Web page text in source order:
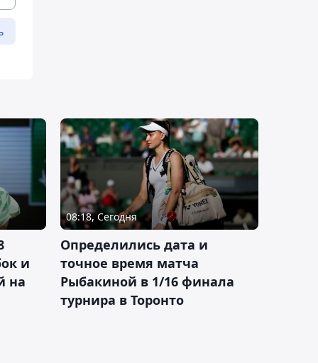
и
на
08:18, Сегодня
Определились дата и
точное время матча
Рыбакиной в 1/16 финала
турнира в Торонто